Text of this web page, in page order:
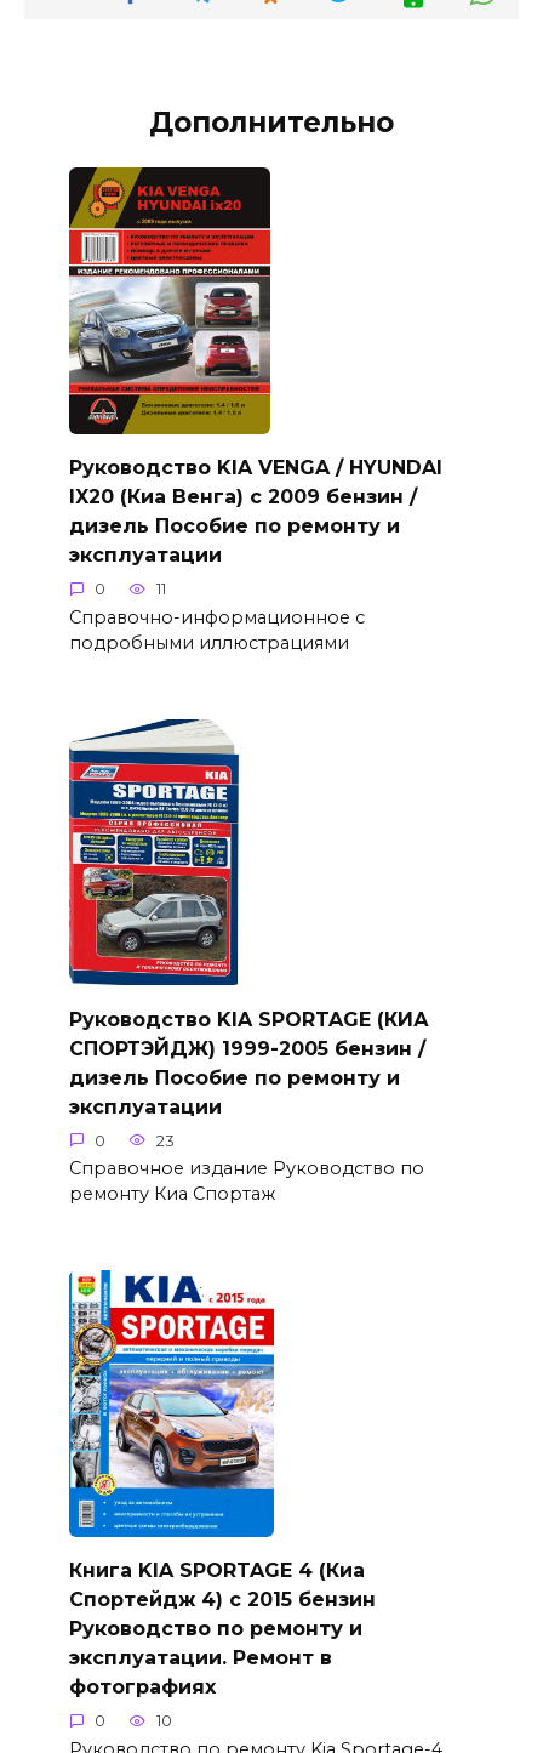
Дополнительно
Руководство KIA VENGA / HYUNDAI
IX20 (Киа Венга) с 2009 бензин /
дизель Пособие по ремонту и
эксплуатации
0 11
Справочно-информационное с
подробными иллюстрациями
Руководство KIA SPORTAGE (КИА
СПОРТЭЙДЖ) 1999-2005 бензин /
дизель Пособие по ремонту и
эксплуатации
0 23
Справочное издание Руководство по
ремонту Киа Спортаж
Книга KIA SPORTAGE 4 (Киа
Спортейдж 4) с 2015 бензин
Руководство по ремонту и
эксплуатации. Ремонт в
фотографиях
0 10